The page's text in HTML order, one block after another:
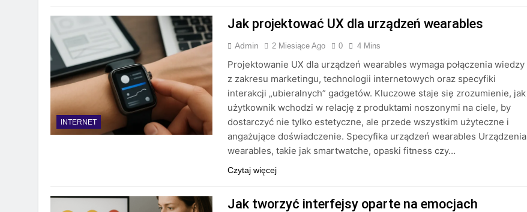
INTERNET
Jak projektować UX dla urządzeń wearables
Admin 2 Miesiące Ago 0 4 Mins
Projektowanie UX dla urządzeń wearables wymaga połączenia wiedzy
z zakresu marketingu, technologii internetowych oraz specyfiki
interakcji „ubieralnych” gadgetów. Kluczowe staje się zrozumienie, jak
użytkownik wchodzi w relację z produktami noszonymi na ciele, by
dostarczyć nie tylko estetyczne, ale przede wszystkim użyteczne i
angażujące doświadczenie. Specyfika urządzeń wearables Urządzenia
wearables, takie jak smartwatche, opaski fitness czy…
Czytaj więcej
Jak tworzyć interfejsy oparte na emocjach